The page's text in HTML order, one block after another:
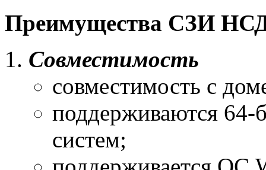
Преимущества СЗИ
Совместимость
совместимость с
поддерживаются 64-
систем;